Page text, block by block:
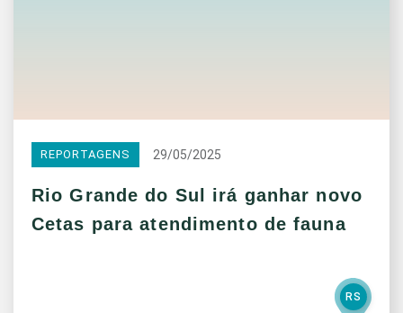
REPORTAGENS 29/05/2025
Rio Grande do Sul irá ganhar novo
Cetas para atendimento de fauna
RS